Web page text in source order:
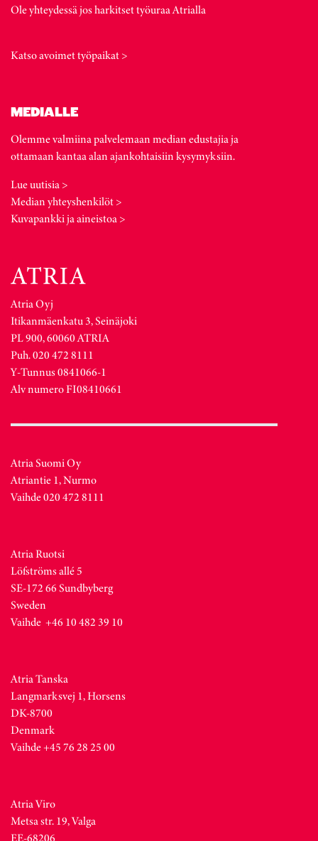
Ole yhteydessä jos harkitset työuraa Atrialla
Katso avoimet työpaikat >
MEDIALLE
Olemme valmiina palvelemaan median edustajia ja
ottamaan kantaa alan ajankohtaisiin kysymyksiin.
Lue uutisia >
Median yhteyshenkilöt >
Kuvapankki ja aineistoa >
Atria Oyj
Itikanmäenkatu 3, Seinäjoki
PL 900, 60060 ATRIA
Puh. 020 472 8111
Y-Tunnus 0841066-1
Alv numero FI08410661
Atria Suomi Oy
Atriantie 1, Nurmo
Vaihde 020 472 8111
Atria Ruotsi
Löfströms allé 5
SE-172 66 Sundbyberg
Sweden
Vaihde +46 10 482 39 10
Atria Tanska
Langmarksvej 1, Horsens
DK-8700
Denmark
Vaihde +45 76 28 25 00
Atria Viro
Metsa str. 19, Valga